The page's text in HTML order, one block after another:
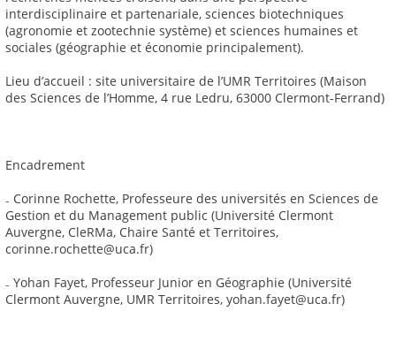
interdisciplinaire et partenariale, sciences biotechniques
(agronomie et zootechnie système) et sciences humaines et
sociales (géographie et économie principalement).
Lieu d’accueil : site universitaire de l’UMR Territoires (Maison
des Sciences de l’Homme, 4 rue Ledru, 63000 Clermont-Ferrand)
Encadrement
₋ Corinne Rochette, Professeure des universités en Sciences de
Gestion et du Management public (Université Clermont
Auvergne, CleRMa, Chaire Santé et Territoires,
corinne.rochette@uca.fr)
₋ Yohan Fayet, Professeur Junior en Géographie (Université
Clermont Auvergne, UMR Territoires, yohan.fayet@uca.fr)